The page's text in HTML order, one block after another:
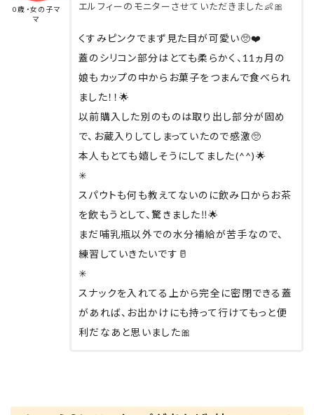
0歳・女の子マ
マ
エルフィーのモニターさせていただきました👶🎀
くすみピンクでまず見た目が可愛い🥺❤️
蓋のシリコン部分はとても柔らかく、11ヵ月の
娘もカップの中からお菓子をつまんで食べられ
ました！！🌟
以前購入した別のものは取り出し部分が固め
で、お蔵入りしてしまっていたので感激🥺
本人もとても嬉しそうにしてました(^^)🌟
✳︎
スパウトも何も教えてないのに飲み口からお茶
を飲もうとして、驚きました‼︎🌟
まだ哺乳瓶以外での水分補給が苦手なので、
練習していきたいです🥛
✳︎
スナックを入れてる上から完全に密閉できる蓋
があれば、お出かけにも持って行けてもっと便
利だなあと思いました🎀